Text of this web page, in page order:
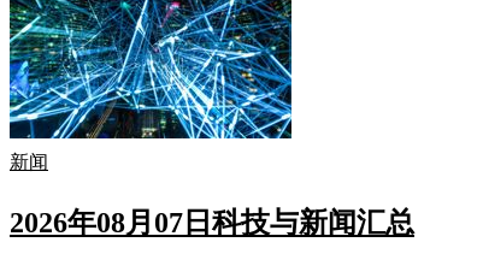
新闻
2026年08月07日科技与新闻汇总